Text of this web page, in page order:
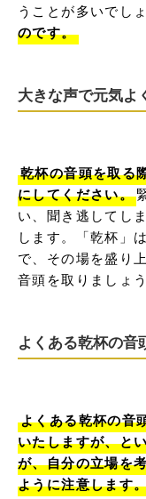
うことが多いでし
のです。
大きな声で元気よ
乾杯の音頭を取る
にしてください。
い、聞き逃してし
します。「乾杯」
で、その場を盛り
音頭を取りましょう
よくある乾杯の音
よくある乾杯の音
いたしますが、と
が、自分の立場を
ように注意します